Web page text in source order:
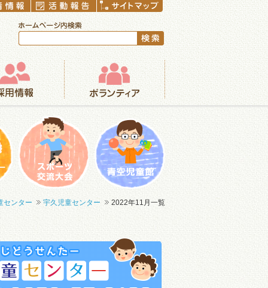
ボランティア
センター
宇久児童センター 2022年11月一覧